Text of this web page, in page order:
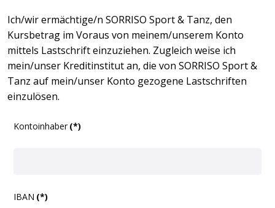
Ich/wir ermächtige/n SORRISO Sport & Tanz, den
Kursbetrag im Voraus von meinem/unserem Konto
mittels Lastschrift einzuziehen. Zugleich weise ich
mein/unser Kreditinstitut an, die von SORRISO Sport &
Tanz auf mein/unser Konto gezogene Lastschriften
einzulösen.
Kontoinhaber (*)
IBAN (*)